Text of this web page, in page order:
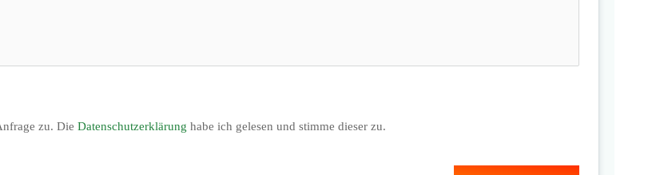
zu. DieDatenschutzerklärung habe ich gelesen und stimme dieser zu.